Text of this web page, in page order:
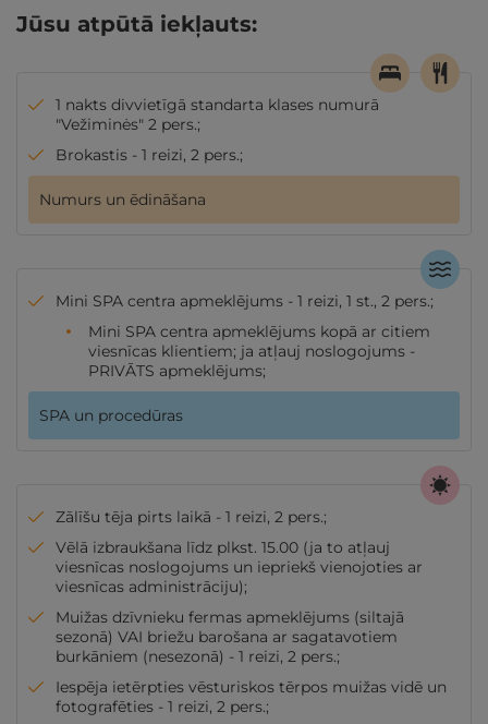
Jūsu atpūtā iekļauts:
1 nakts divvietīgā standarta klases numurā
"Vežiminės" 2 pers.;
Brokastis - 1 reizi, 2 pers.;
Numurs un ēdināšana
Mini SPA centra apmeklējums - 1 reizi, 1 st., 2 pers.;
Mini SPA centra apmeklējums kopā ar citiem
viesnīcas klientiem; ja atļauj noslogojums -
PRIVĀTS apmeklējums;
SPA un procedūras
Zālīšu tēja pirts laikā - 1 reizi, 2 pers.;
Vēlā izbraukšana līdz plkst. 15.00 (ja to atļauj
viesnīcas noslogojums un iepriekš vienojoties ar
viesnīcas administrāciju);
Muižas dzīvnieku fermas apmeklējums (siltajā
sezonā) VAI briežu barošana ar sagatavotiem
burkāniem (nesezonā) - 1 reizi, 2 pers.;
Iespēja ietērpties vēsturiskos tērpos muižas vidē un
fotografēties - 1 reizi, 2 pers.;